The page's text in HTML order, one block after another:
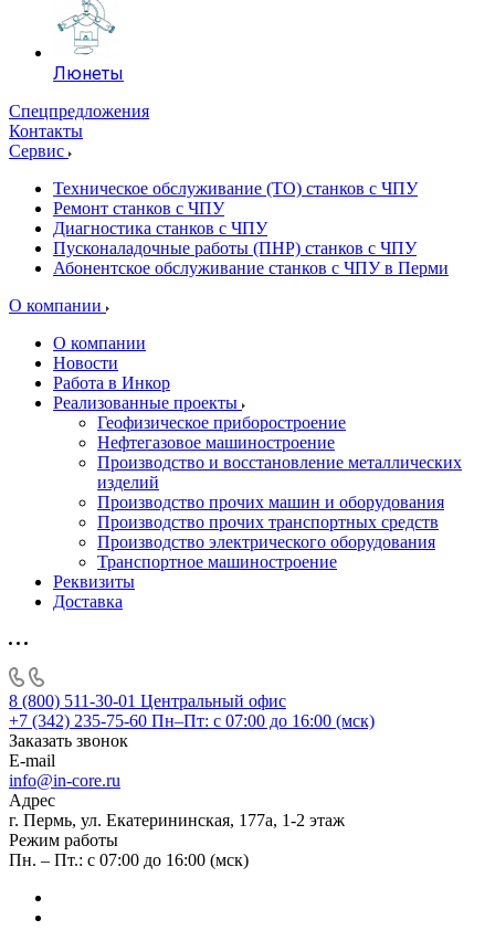
Люнеты
Спецпредложения
Контакты
Сервис
Техническое обслуживание (ТО) станков с ЧПУ
Ремонт станков с ЧПУ
Диагностика станков с ЧПУ
Пусконаладочные работы (ПНР) станков с ЧПУ
Абонентское обслуживание станков с ЧПУ в Перми
О компании
О компании
Новости
Работа в Инкор
Реализованные проекты
Геофизическое приборостроение
Нефтегазовое машиностроение
Производство и восстановление металлических
изделий
Производство прочих машин и оборудования
Производство прочих транспортных средств
Производство электрического оборудования
Транспортное машиностроение
Реквизиты
Доставка
8 (800) 511-30-01 Центральный офис
+7 (342) 235-75-60 Пн–Пт: с 07:00 до 16:00 (мск)
Заказать звонок
E-mail
info@in-core.ru
Адрес
г. Пермь, ул. ​Екатерининская, 177а, ​1-2 этаж
Режим работы
Пн. – Пт.: с 07:00 до 16:00 (мск)